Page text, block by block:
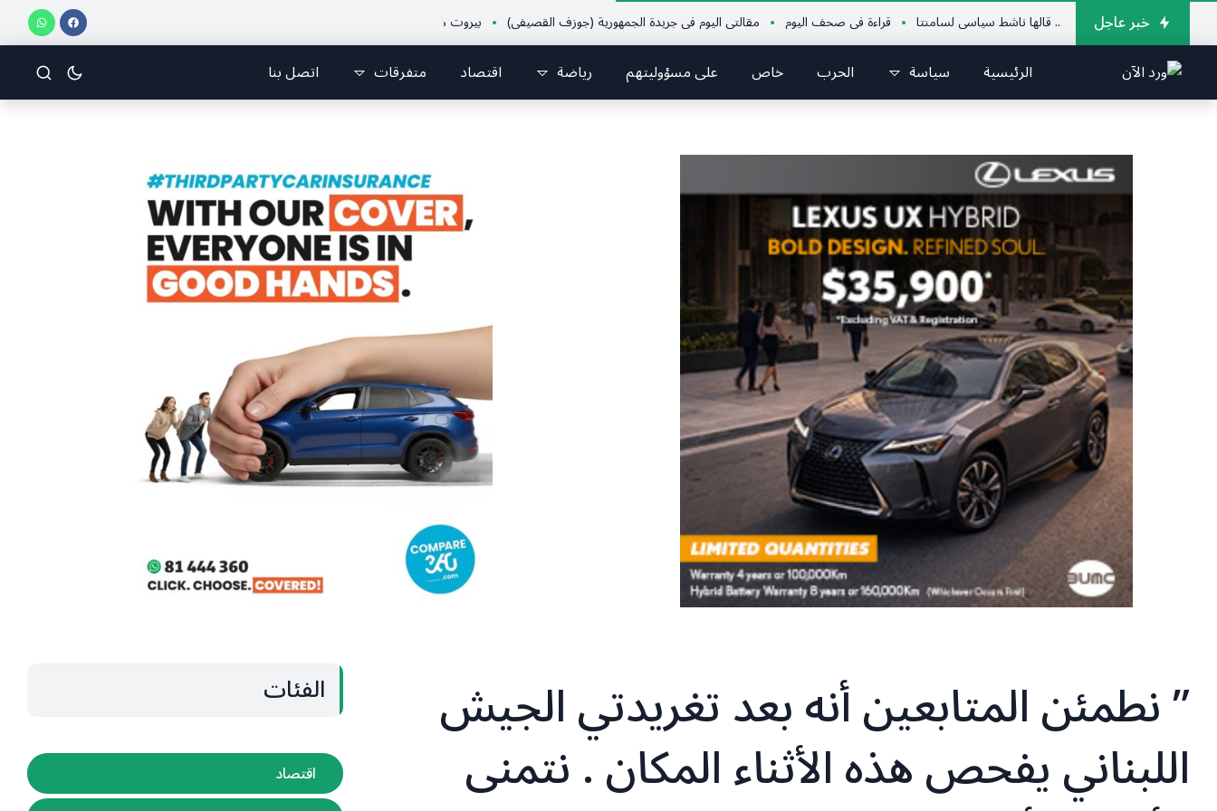
خبر عاجل
السوري زعجني.. قالها ناشط سياسي لسامنتا قراءة في صحف اليوم مقالتي اليوم في جريدة الجمهورية (جوزف القصيفي) بيروت ماراثون وبلدية برمانا أطلقتا ” مهرجان برمانا للركض” إنجاز مشرّف للبنان دولياً في الجوجيتسو
الرئيسية سياسة الحرب خاص على مسؤوليتهم رياضة اقتصاد متفرقات اتصل بنا
” نطمئن المتابعين أنه بعد تغريدتي الجيش
اللبناني يفحص هذه الأثناء المكان . نتمنى
الفئات
اقتصاد